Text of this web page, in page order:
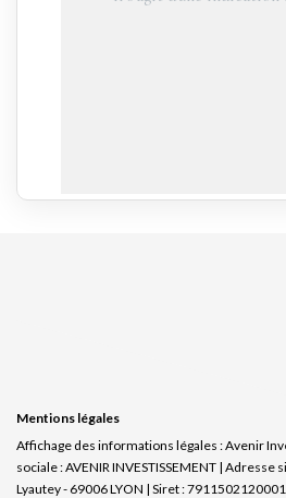
Mentions légales
Affichage des informations légales : Avenir
sociale : AVENIR INVESTISSEMENT | Adresse
Lyautey - 69006 LYON | Siret :